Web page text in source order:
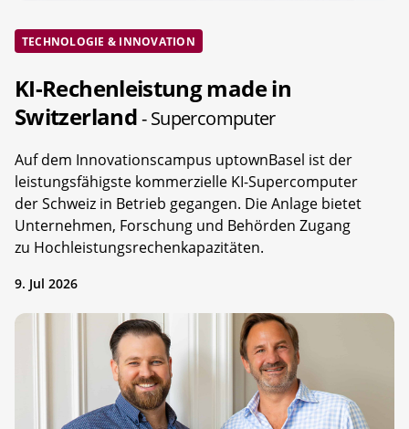
TECHNOLOGIE & INNOVATION
KI-Rechenleistung made in
Switzerland- Supercomputer
Auf dem Innovationscampus uptownBasel ist der
leistungsfähigste kommerzielle KI-Supercomputer
der Schweiz in Betrieb gegangen. Die Anlage bietet
Unternehmen, Forschung und Behörden Zugang
zu Hochleistungsrechenkapazitäten.
9. Jul 2026